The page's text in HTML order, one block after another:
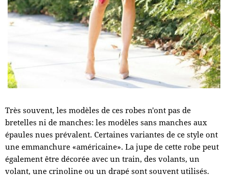
Très souvent, les modèles de ces robes n'ont pas de
bretelles ni de manches: les modèles sans manches aux
épaules nues prévalent. Certaines variantes de ce style ont
une emmanchure «américaine». La jupe de cette robe peut
également être décorée avec un train, des volants, un
volant, une crinoline ou un drapé sont souvent utilisés.